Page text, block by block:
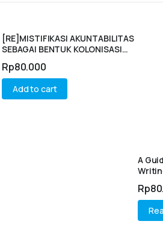
[RE]MISTIFIKASI AKUNTABILITAS
SEBAGAI BENTUK KOLONISASI
Rp80.000
Add to cart
A
Rp